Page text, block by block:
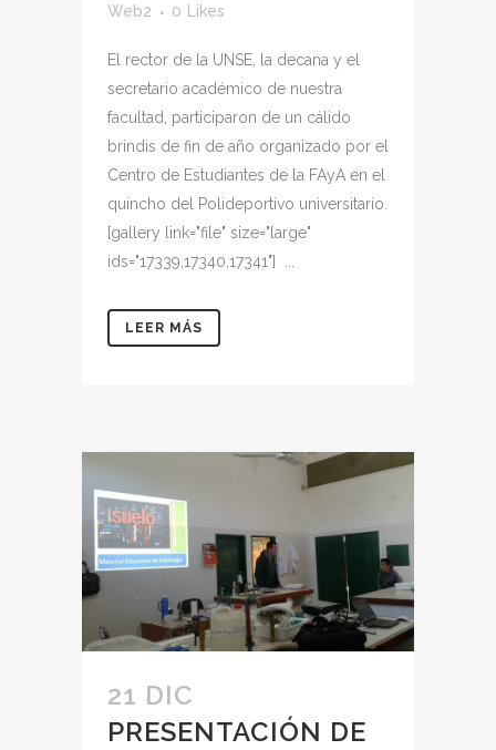
Web2
0 Likes
El rector de la UNSE, la decana y el
secretario académico de nuestra
facultad, participaron de un cálido
brindis de fin de año organizado por el
Centro de Estudiantes de la FAyA en el
quincho del Polideportivo universitario.
[gallery link="file" size="large"
ids="17339,17340,17341"] ...
LEER MÁS
21 DIC
PRESENTACIÓN DE